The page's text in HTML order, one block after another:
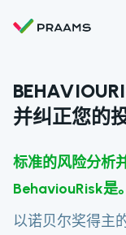
并纠正您的
标准的风险分析
BehaviouRisk是。
以诺贝尔奖得主